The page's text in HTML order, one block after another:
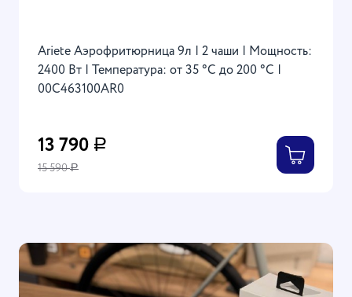
Ariete Аэрофритюрница 9л | 2 чаши | Мощность:
2400 Вт | Температура: от 35 °C до 200 °C |
00C463100AR0
13 790 Р
15 590Р